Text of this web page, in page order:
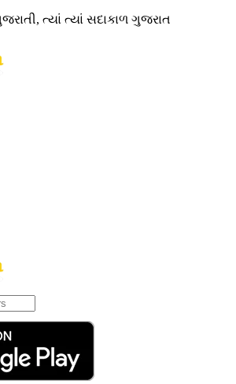
ત્યાં ત્યાં સદાકાળ ગુજરાત